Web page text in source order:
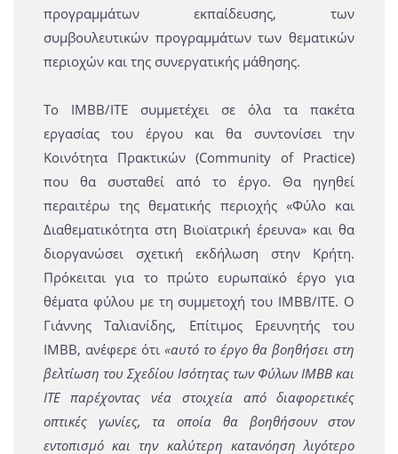
προγραμμάτων εκπαίδευσης, των
συμβουλευτικών προγραμμάτων των θεματικών
περιοχών και της συνεργατικής μάθησης.
Το ΙΜΒΒ/ΙΤΕ συμμετέχει σε όλα τα πακέτα
εργασίας του έργου και θα συντονίσει την
Κοινότητα Πρακτικών (Community of Practice)
που θα συσταθεί από το έργο. Θα ηγηθεί
περαιτέρω της θεματικής περιοχής «Φύλο και
Διαθεματικότητα στη Βιοϊατρική έρευνα» και θα
διοργανώσει σχετική εκδήλωση στην Κρήτη.
Πρόκειται για το πρώτο ευρωπαϊκό έργο για
θέματα φύλου με τη συμμετοχή του ΙΜΒΒ/ΙΤΕ. Ο
Γιάννης Ταλιανίδης, Επίτιμος Ερευνητής του
IMBB, ανέφερε ότι «αυτό το έργο θα βοηθήσει στη
βελτίωση του Σχεδίου Ισότητας των Φύλων IMBB και
ΙΤΕ παρέχοντας νέα στοιχεία από διαφορετικές
οπτικές γωνίες, τα οποία θα βοηθήσουν στον
εντοπισμό και την καλύτερη κατανόηση λιγότερο